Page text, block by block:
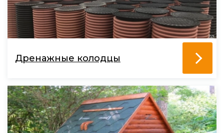
Дренажные колодцы